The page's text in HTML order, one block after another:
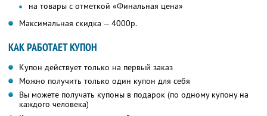
на товары с отметкой «Финальная цена»
Максимальная скидка — 4000р.
КАК РАБОТАЕТ КУПОН
Купон действует только на первый заказ
Можно получить только один купон для себя
Вы можете получать купоны в подарок (по одному купону на
каждого человека)